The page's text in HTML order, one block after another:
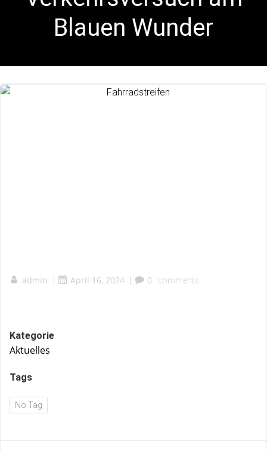
Blauen Wunder
admin | April 16, 2024 | 0 comments
Kategorie
Aktuelles
Tags
No Tag